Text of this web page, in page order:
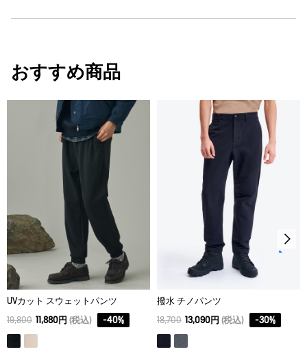
脱水後、つり干し乾燥がよい。
アイロン仕上げ処理ができる。底面温度110℃を限度として
スチームなしでアイロン仕上げ。
ドライクリーニング処理ができない。
ウェットクリーニング処理ができる。：通常の処理
38
40 38 25.25
26
26.75
おすすめ商品
UVカット スウェットパンツ
19,800 11,880円 (税込) -40%
撥水 チノパンツ
18,700 13,090円 (税込) -30%